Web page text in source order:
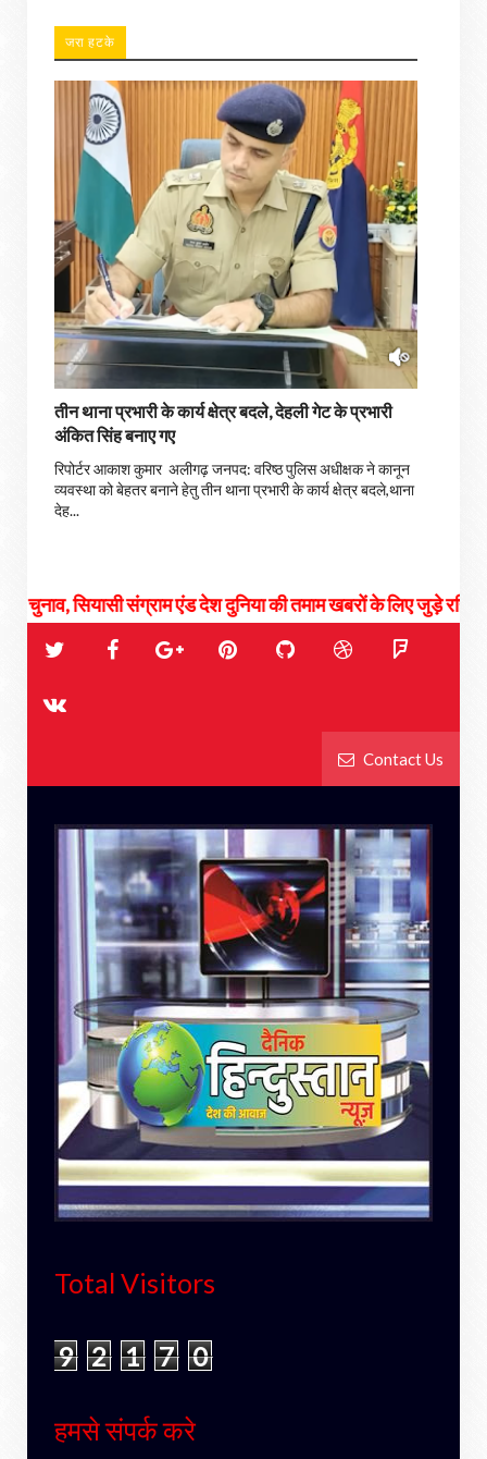
जरा हटके
तीन थाना प्रभारी के कार्य क्षेत्र बदले, देहली गेट के प्रभारी
अंकित सिंह बनाए गए
रिपोर्टर आकाश कुमार अलीगढ़ जनपद: वरिष्ठ पुलिस अधीक्षक ने कानून
व्यवस्था को बेहतर बनाने हेतु तीन थाना प्रभारी के कार्य क्षेत्र बदले,थाना
देह...
संग्राम एंड देश दुनिया की तमाम खबरों के लिए जुड़े रहिये हमसे...
Contact Us
Total Visitors
9 2 1 7 0
हमसे संपर्क करे